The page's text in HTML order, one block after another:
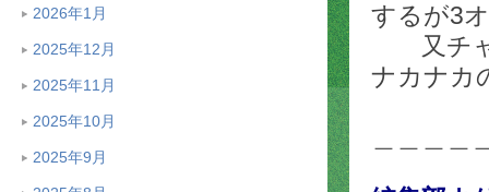
2026年1月
2025年12月
2025年11月
2025年10月
2025年9月
するが3
又チャ
ナカナカ